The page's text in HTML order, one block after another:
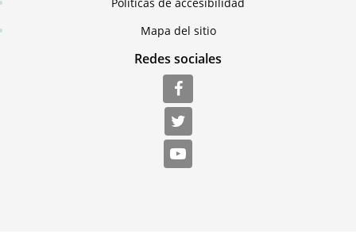
Mapa del sitio
Redes sociales